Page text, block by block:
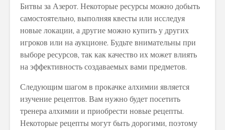
Битвы за Азерот. Некоторые ресурсы можно добыть
самостоятельно, выполняя квесты или исследуя
новые локации, а другие можно купить у других
игроков или на аукционе. Будьте внимательны при
выборе ресурсов, так как качество их может влиять
на эффективность создаваемых вами предметов.
Следующим шагом в прокачке алхимии является
изучение рецептов. Вам нужно будет посетить
тренера алхимии и приобрести новые рецепты.
Некоторые рецепты могут быть дорогими, поэтому